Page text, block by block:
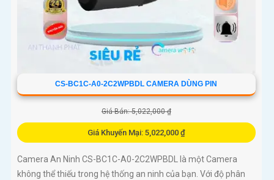
CS-BC1C-A0-2C2WPBDL CAMERA DÙNG PIN
Giá Bán: 5,022,000 ₫
Giá Khuyến Mại: 5,022,000 ₫
Camera An Ninh CS-BC1C-A0-2C2WPBDL là một Camera
không thể thiếu trong hệ thống an ninh của bạn. Với độ phân